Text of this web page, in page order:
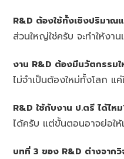
R&D ต้องใช้ทั้งเชิงปริมาณ
ส่วนใหญ่ใช่ครับ จะทำให้งา
งาน R&D ต้องมีนวัตกรรมใ
ไม่จำเป็นต้องใหม่ทั้งโลก แ
R&D ใช้กับงาน ป.ตรี ได้ไหม
ได้ครับ แต่ขั้นตอนอาจย่อให้
บทที่ 3 ของ R&D ต่างจากวิ